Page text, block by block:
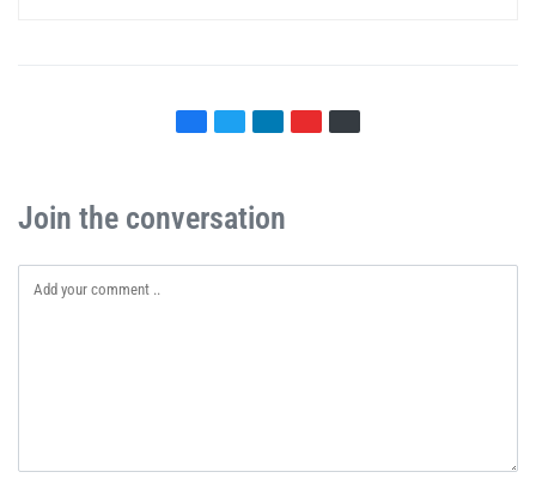
Join the conversation